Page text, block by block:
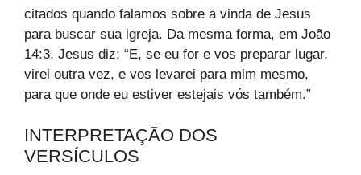
citados quando falamos sobre a vinda de Jesus
para buscar sua igreja. Da mesma forma, em João
14:3, Jesus diz: “E, se eu for e vos preparar lugar,
virei outra vez, e vos levarei para mim mesmo,
para que onde eu estiver estejais vós também.”
INTERPRETAÇÃO DOS
VERSÍCULOS